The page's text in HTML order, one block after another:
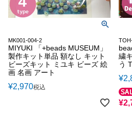
MK001-004-2
MIYUKI 「+beads MUSEUM」
製作キット単品 額なし キット
ビーズキット ミユキ ビーズ 絵
画 名画 アート
¥2,970税込
繍
う
¥
¥